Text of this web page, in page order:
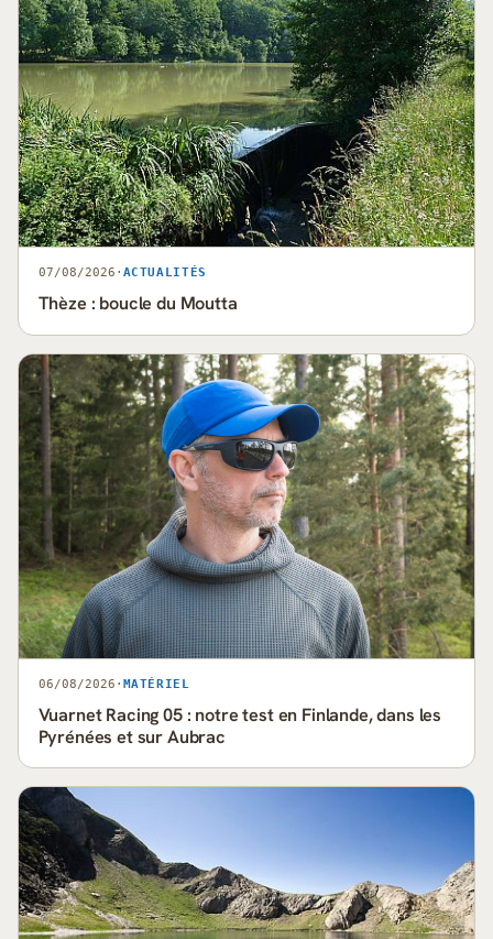
07/08/2026 · ACTUALITÉS
Thèze : boucle du Moutta
06/08/2026 · MATÉRIEL
Vuarnet Racing 05 : notre test en Finlande, dans les
Pyrénées et sur Aubrac